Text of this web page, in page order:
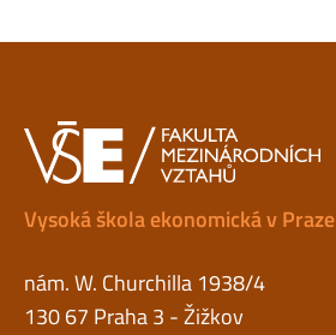
Vysoká škola ekonomická v Praze
nám. W. Churchilla 1938/4
130 67 Praha 3 - Žižkov